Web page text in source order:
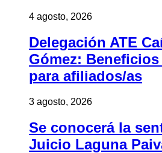
4 agosto, 2026
Delegación ATE
Gómez:
para afiliados/as
3 agosto, 2026
Se conocerá la
Juicio Laguna